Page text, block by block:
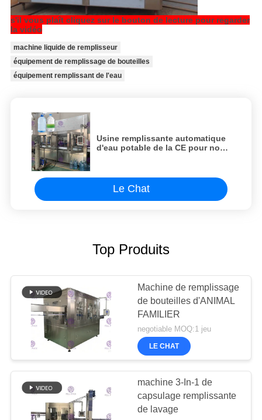
s'il vous plaît cliquez sur le bouton de lecture pour regarder
la vidéo
machine liquide de remplisseur
équipement de remplissage de bouteilles
équipement remplissant de l'eau
Usine remplissante automatique
d'eau potable de la CE pour non-
Le Chat
Top Produits
Machine de remplissage
de bouteilles d'ANIMAL
FAMILIER
negotiable MOQ:1 jeu
LE CHAT
machine 3-In-1 de
capsulage remplissante
de lavage